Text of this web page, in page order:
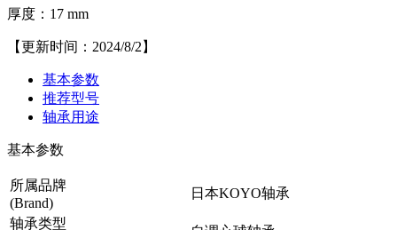
厚度：17 mm
【更新时间：2024/8/2】
基本参数
推荐型号
轴承用途
基本参数
所属品牌
(Brand)
日本KOYO轴承
轴承类型